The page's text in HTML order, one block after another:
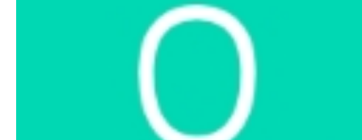
Интернет-магазин
Интернет-витрина